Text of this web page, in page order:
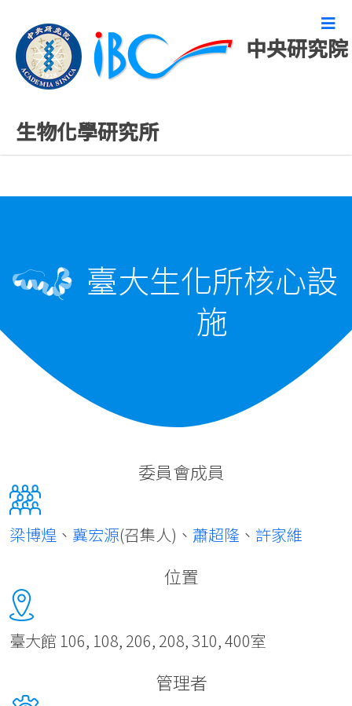
中央研究院
生物化學研究所
臺大生化所核心設施
臺大生化所核心設
施
委員會成員
梁博煌 、 冀宏源(召集人)、 蕭超隆 、 許家維
位置
臺大館 106, 108, 206, 208, 310, 400室
管理者